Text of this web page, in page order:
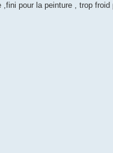
pour la peinture , trop